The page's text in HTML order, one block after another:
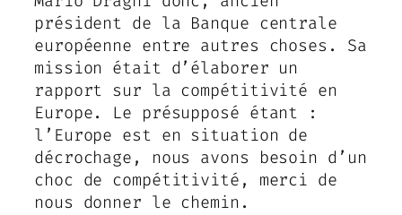
président de la Banque centrale
européenne entre autres choses. Sa
mission était d’élaborer un
rapport sur la compétitivité en
Europe. Le présupposé étant :
l’Europe est en situation de
décrochage, nous avons besoin d’un
choc de compétitivité, merci de
nous donner le chemin.